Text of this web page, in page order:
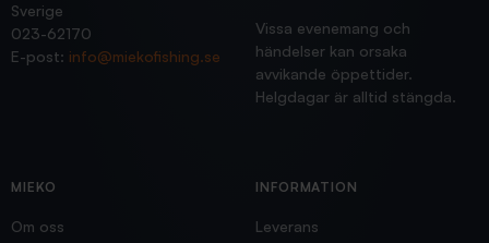
Sverige
023-62170
E-post: info@miekofishing.se
Vissa evenemang och
händelser kan orsaka
avvikande öppettider.
Helgdagar är alltid stängda.
MIEKO
Om oss
INFORMATION
Leverans